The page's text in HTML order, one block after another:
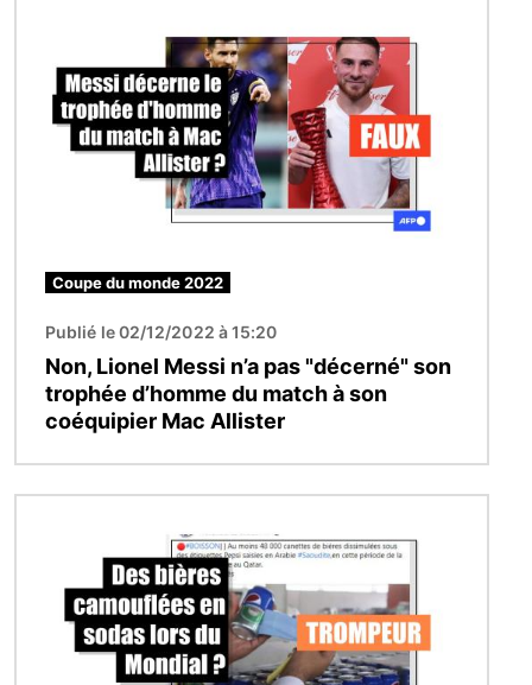
Coupe du monde 2022
Publié le 02/12/2022 à 15:20
Non, Lionel Messi n’a pas "décerné" son
trophée d’homme du match à son
coéquipier Mac Allister